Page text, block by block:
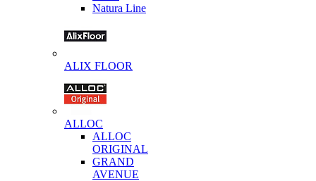
Natura Line
ALIX FLOOR
ALLOC
ALLOC
ORIGINAL
GRAND
AVENUE